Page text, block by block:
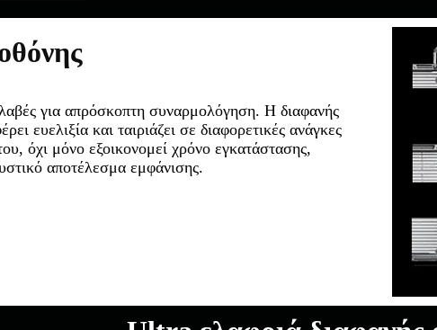
λαβές για απρόσκοπτη συναρμολόγηση. Η διαφανής
ευελιξία και ταιριάζει σε διαφορετικές ανάγκες
όχι μόνο εξοικονομεί χρόνο εγκατάστασης,
αποτέλεσμα εμφάνισης.